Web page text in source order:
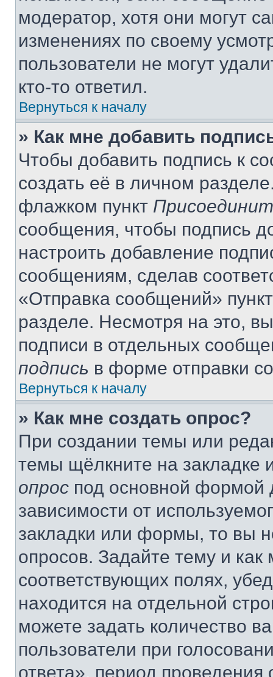
модератор, хотя они могут
изменениях по своему
пользователи не могут
кто-то ответил.
Вернуться к началу
» Как мне добавить
Чтобы добавить подпись к
создать её в личном
флажком пункт
сообщения, чтобы подпись
настроить добавление
сообщениям, сделав
«Отправка сообщений»
разделе. Несмотря на это,
подписи в отдельных
подпись в форме отправки
Вернуться к началу
» Как мне создать опрос?
При создании темы или
темы щёлкните на
опрос под основной формой
зависимости от
закладки или формы, то вы
опросов. Задайте тему и
соответствующих полях,
находится на отдельной
можете задать количество
пользователи при
ответа», период проведения